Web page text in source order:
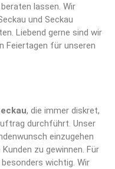
lassen. Wir
und Seckau
Liebend gerne sind wir
Feiertagen für unseren
, die immer diskret,
durchführt. Unser
einzugehen
zu gewinnen. Für
wichtig. Wir